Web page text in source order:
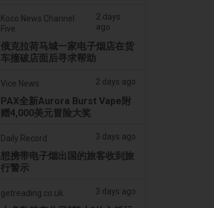
Koco News Channel
Five
2 days
ago
俄克拉荷马城一家电子烟店在货
车撞破店面后寻求帮助
Vice News 2 days ago
PAX全新Aurora Burst Vape附
赠4,000美元冒险大奖
Daily Record 3 days ago
想携带电子烟出国的旅客收到旅
行警示
getreading.co.uk 3 days ago